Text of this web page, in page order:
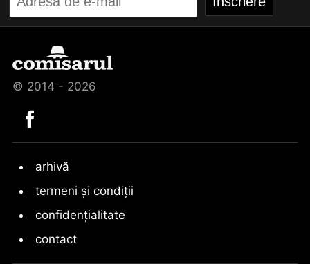
© 2014 - 2026
arhivă
termeni și condiții
confidențialitate
contact